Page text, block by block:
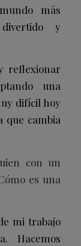
más
y
reflexionar
una
difícil hoy
que cambia
con un
es una
mi trabajo
Hacemos